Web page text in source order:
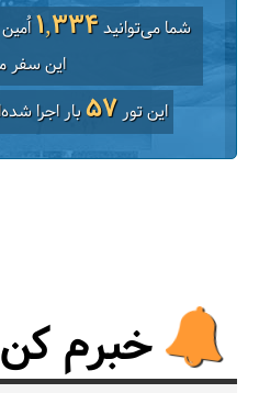
شما می‌توانید1,334
این سفر
این تور57بار اجرا
خبرم